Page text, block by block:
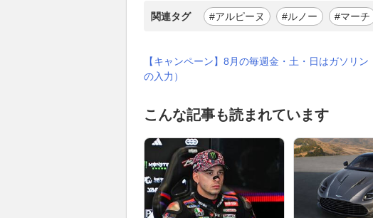
関連タグ #アルピーヌ #ルノー #マーチ
【キャンペーン】8月の毎週金・土・日はガソリ
の入力）
こんな記事も読まれています